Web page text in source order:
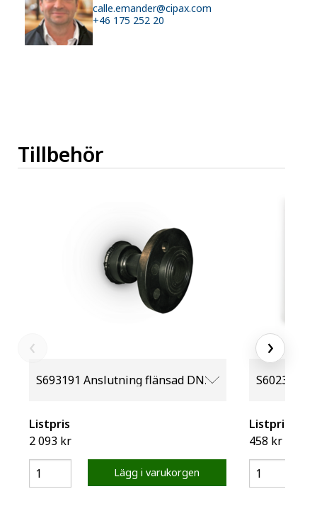
calle.emander@cipax.com
+46 175 252 20
Tillbehör
‹ ›
Listpris
2 093 kr
Lägg i varukorgen
Listpris
458 kr